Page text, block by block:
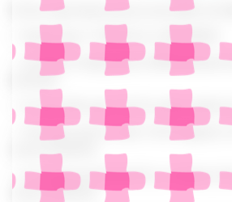
Et du coup l’autre jour je suis allée à la
– l’autre jour ? C’était il y a DES MOIS
– oui ben le temps passe différemment
moment
– tu veux dire que c’est le souk comme
– C’est pire que le souk. C’est la
– et comme par hasard il y a toujours
oasis de liberté.